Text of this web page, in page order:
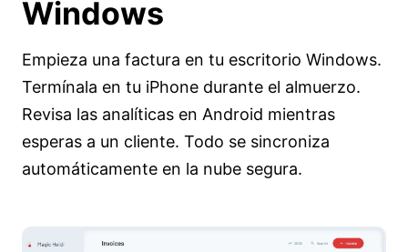
Windows
Empieza una factura en tu escritorio Windows.
Termínala en tu iPhone durante el almuerzo.
Revisa las analíticas en Android mientras
esperas a un cliente. Todo se sincroniza
automáticamente en la nube segura.